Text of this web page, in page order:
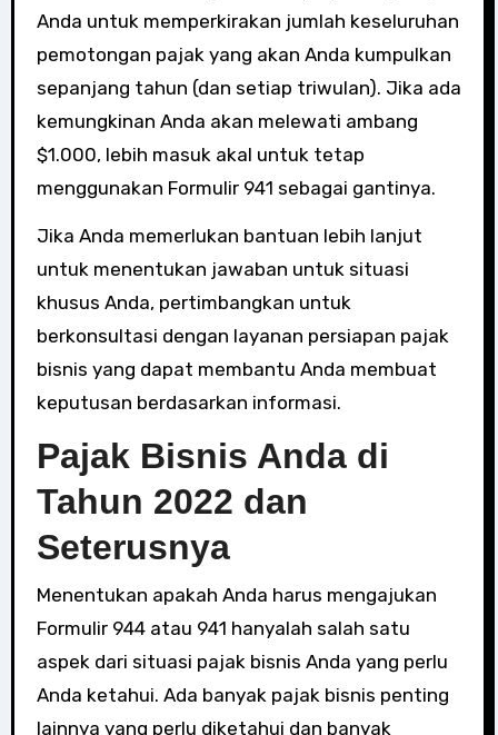
Anda untuk memperkirakan jumlah keseluruhan
pemotongan pajak yang akan Anda kumpulkan
sepanjang tahun (dan setiap triwulan). Jika ada
kemungkinan Anda akan melewati ambang
$1.000, lebih masuk akal untuk tetap
menggunakan Formulir 941 sebagai gantinya.
Jika Anda memerlukan bantuan lebih lanjut
untuk menentukan jawaban untuk situasi
khusus Anda, pertimbangkan untuk
berkonsultasi dengan layanan persiapan pajak
bisnis yang dapat membantu Anda membuat
keputusan berdasarkan informasi.
Pajak Bisnis Anda di
Tahun 2022 dan
Seterusnya
Menentukan apakah Anda harus mengajukan
Formulir 944 atau 941 hanyalah salah satu
aspek dari situasi pajak bisnis Anda yang perlu
Anda ketahui. Ada banyak pajak bisnis penting
lainnya yang perlu diketahui dan banyak